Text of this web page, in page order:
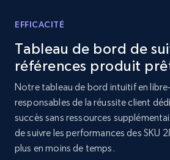
URL, Domain, Country code,
and more.
2.1K+ 355+
Amazon products global
EFFICACITÉ
Tableau de bord de
références produit
Notre tableau de bord intuitif en
responsables de la réussite client
succès sans ressources
de suivre les performances des SKU
plus en moins de temps.